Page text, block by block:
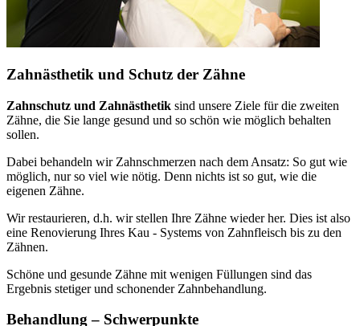
Zahnästhetik und Schutz der Zähne
Zahnschutz und Zahnästhetik sind unsere Ziele für die zweiten
Zähne, die Sie lange gesund und so schön wie möglich behalten
sollen.
Dabei behandeln wir Zahnschmerzen nach dem Ansatz: So gut wie
möglich, nur so viel wie nötig. Denn nichts ist so gut, wie die
eigenen Zähne.
Wir restaurieren, d.h. wir stellen Ihre Zähne wieder her. Dies ist also
eine Renovierung Ihres Kau - Systems von Zahnfleisch bis zu den
Zähnen.
Schöne und gesunde Zähne mit wenigen Füllungen sind das
Ergebnis stetiger und schonender Zahnbehandlung.
Behandlung – Schwerpunkte